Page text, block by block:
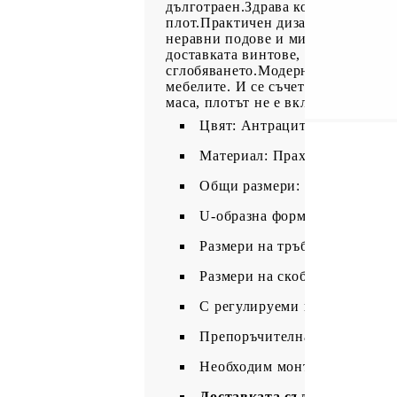
дълготраен.Здрава конструкция:
плот.Практичен дизайн: Този
неравни подове и минимизиращи
доставката винтове, които могат
сглобяването.Модерна естетика:
мебелите. И се съчетава добре с
маса, плотът не е включен.
Цвят: Антрацит
Материал: Прахово
Общи размери: 80 x (72-73)
U-образна форма
Размери на тръбата: 80 x
Размери на скобата: 800 x
С регулируеми пластмасови
Препоръчителна употреба:
Необходим монтаж: Да